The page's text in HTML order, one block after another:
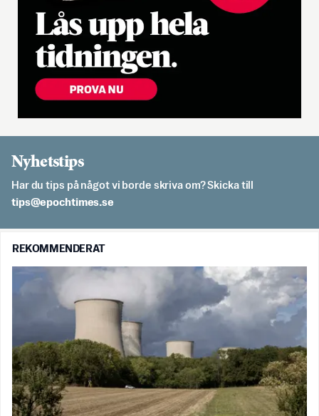
Nyhetstips
Har du tips på något vi borde skriva om? Skicka till
es.semithcope@spit
REKOMMENDERAT